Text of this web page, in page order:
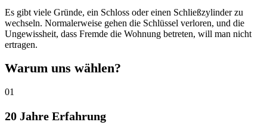
Es gibt viele Gründe, ein Schloss oder einen Schließzylinder zu
wechseln. Normalerweise gehen die Schlüssel verloren, und die
Ungewissheit, dass Fremde die Wohnung betreten, will man nicht
ertragen.
Warum uns wählen?
01
20 Jahre Erfahrung